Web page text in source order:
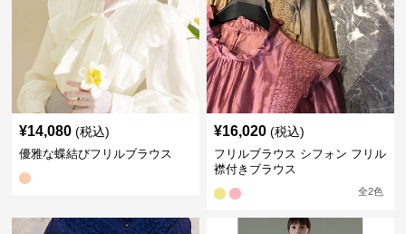
¥14,080 (税込)
優雅な蝶結びフリルブラウス
¥16,020 (税込)
フリルブラウス シフォン フリル
襟付きブラウス
全2色